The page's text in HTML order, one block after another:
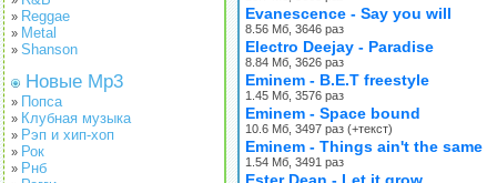
» Reggae
» Metal
» Shanson
Новые Mp3
» Попса
» Клубная музыка
» Рэп и хип-хоп
» Рок
» Рнб
Evanescence - Say you will
8.56 Мб, 3646 раз
Electro Deejay - Paradise
8.84 Мб, 3626 раз
Eminem - B.E.T freestyle
1.45 Мб, 3576 раз
Eminem - Space bound
10.6 Мб, 3497 раз (+текст)
Eminem - Things ain't the same
1.54 Мб, 3491 раз